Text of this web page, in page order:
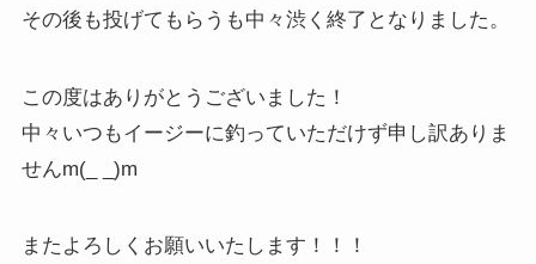
その後も投げてもらうも中々渋く終了となりました。
この度はありがとうございました！
中々いつもイージーに釣っていただけず申し訳ありま
せんm(_ _)m
またよろしくお願いいたします！！！